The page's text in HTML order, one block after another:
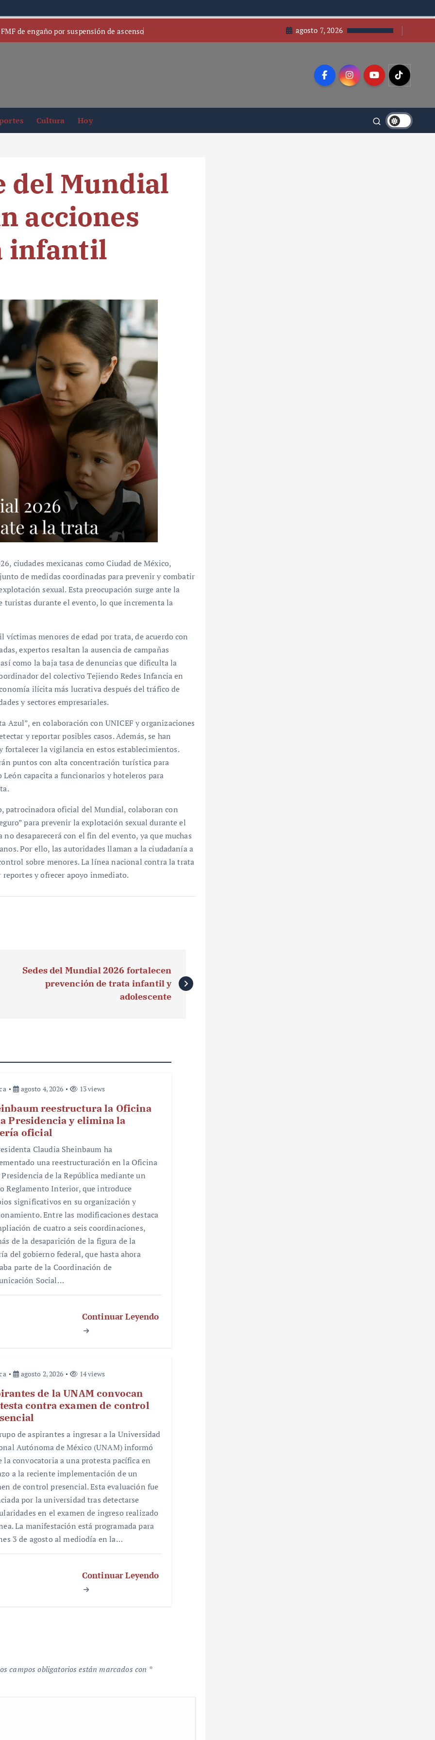
de engaño por suspensión de ascenso agosto 7, 2026
Cultura Hoy
del Mundial
acciones
infantil
ciudades mexicanas como Ciudad de México,
de medidas coordinadas para prevenir y combatir
sexual. Esta preocupación surge ante la
durante el evento, lo que incrementa la
menores de edad por trata, de acuerdo con
expertos resaltan la ausencia de campañas
como la baja tasa de denuncias que dificulta la
del colectivo Tejiendo Redes Infancia en
ilícita más lucrativa después del tráfico de
y sectores empresariales.
Azul”, en colaboración con UNICEF y organizaciones
y reportar posibles casos. Además, se han
fortalecer la vigilancia en estos establecimientos.
puntos con alta concentración turística para
capacita a funcionarios y hoteleros para
oficial del Mundial, colaboran con
para prevenir la explotación sexual durante el
desaparecerá con el fin del evento, ya que muchas
Por ello, las autoridades llaman a la ciudadanía a
sobre menores. La línea nacional contra la trata
y ofrecer apoyo inmediato.
Sedes del Mundial 2026 fortalecen
prevención de trata infantil y
adolescente
agosto 4, 2026 13 views
reestructura la Oficina
Presidencia y elimina la
oficial
Claudia Sheinbaum ha
una reestructuración en la Oficina
Presidencia de la República mediante un
Reglamento Interior, que introduce
significativos en su organización y
Entre las modificaciones destaca
de cuatro a seis coordinaciones,
de la desaparición de la figura de la
del gobierno federal, que hasta ahora
parte de la Coordinación de
Social…
Continuar Leyendo
agosto 2, 2026 14 views
de la UNAM convocan
contra examen de control
de aspirantes a ingresar a la Universidad
Autónoma de México (UNAM) informó
la convocatoria a una protesta pacífica en
a la reciente implementación de un
de control presencial. Esta evaluación fue
por la universidad tras detectarse
en el examen de ingreso realizado
La manifestación está programada para
3 de agosto al mediodía en la…
Continuar Leyendo
campos obligatorios están marcados con *